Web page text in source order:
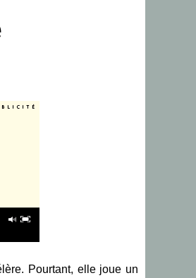
Pourtant, elle joue un